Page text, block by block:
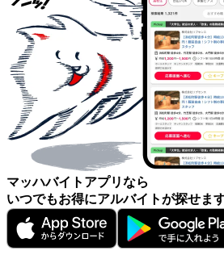
マッハバイトアプリなら
いつでもお得にアルバイトが探せま